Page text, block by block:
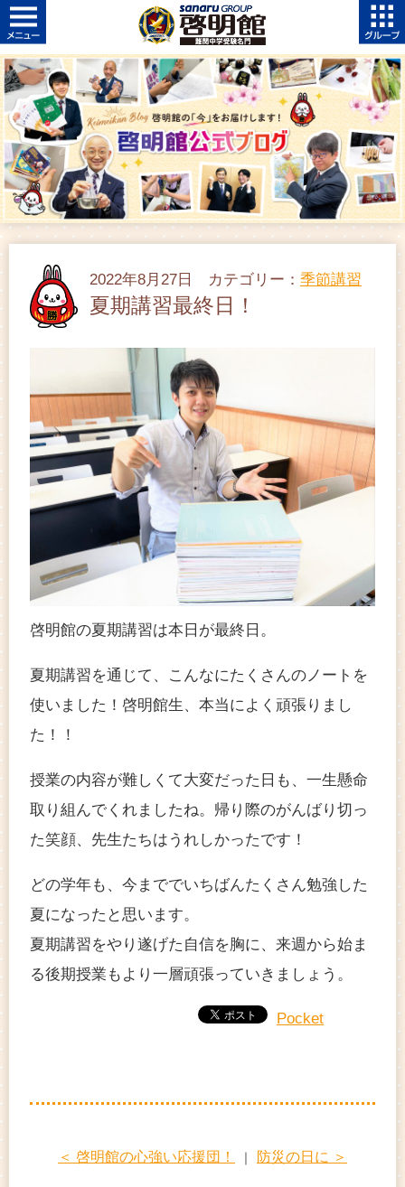
2022年8月27日 カテゴリー： 季節講習
夏期講習最終日！
啓明館の夏期講習は本日が最終日。
夏期講習を通じて、こんなにたくさんのノートを
使いました！啓明館生、本当によく頑張りまし
た！！
授業の内容が難しくて大変だった日も、一生懸命
取り組んでくれましたね。帰り際のがんばり切っ
た笑顔、先生たちはうれしかったです！
どの学年も、今まででいちばんたくさん勉強した
夏になったと思います。
夏期講習をやり遂げた自信を胸に、来週から始ま
る後期授業もより一層頑張っていきましょう。
Pocket
＜ 啓明館の心強い応援団！ ｜ 防災の日に ＞